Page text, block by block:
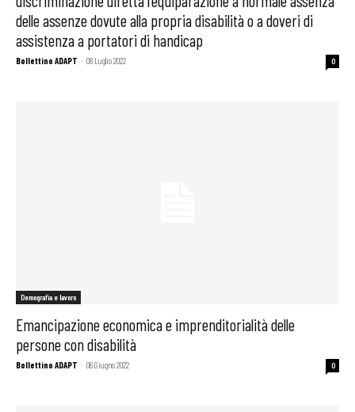
delle assenze dovute alla propria disabilità o a doveri di
assistenza a portatori di handicap
Bollettino ADAPT - 08 Luglio 2022 0
Demografia e lavoro
Emancipazione economica e imprenditorialità delle
persone con disabilità
Bollettino ADAPT - 06 Giugno 2022 0